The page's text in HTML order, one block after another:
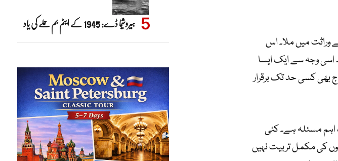
وراثت میں ملا۔ اس
اسی وجہ سے ایک ایسا
بھی کسی حد تک برقرار
اہم مسئلہ ہے۔ کئی
کی مکمل تربیت نہیں
ہیروشیما ڈے: 1945 کے ایٹم بم حملے کی یاد